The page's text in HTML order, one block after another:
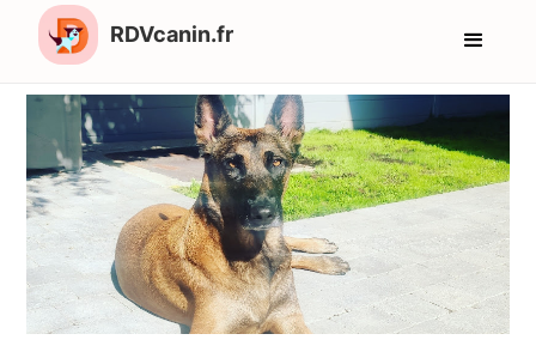
RDVcanin.fr